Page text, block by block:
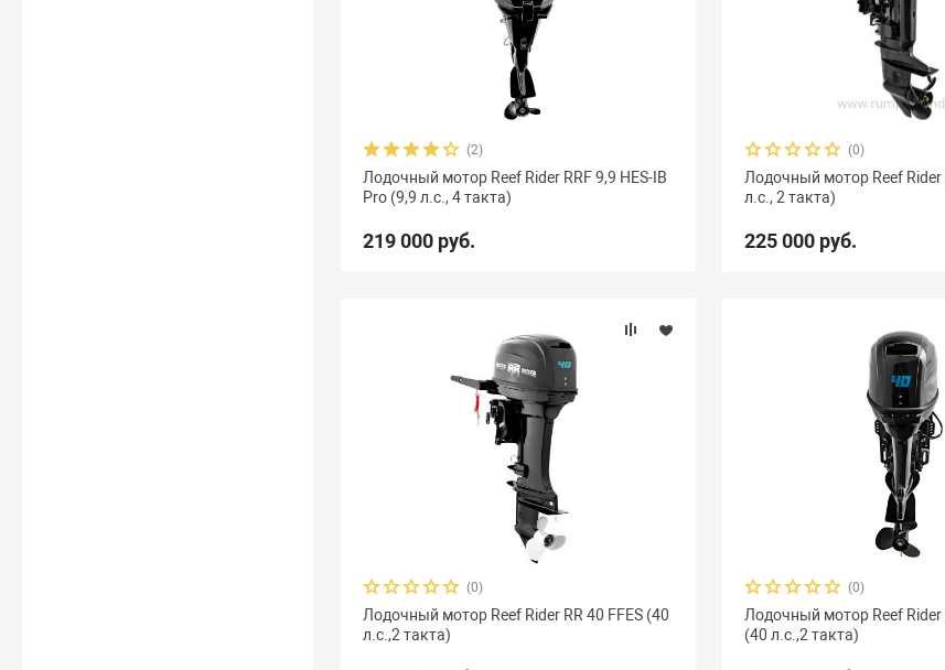
(2)
Лодочный мотор Reef Rider RRF 9,9 HES-IB
Pro (9,9 л.с., 4 такта)
219 000 руб.
(0)
Лодочный мотор Reef Rider
л.с., 2 такта)
225 000 руб.
(0)
Лодочный мотор Reef Rider RR 40 FFES (40
л.с.,2 такта)
(0)
Лодочный мотор Reef Rider
(40 л.с.,2 такта)